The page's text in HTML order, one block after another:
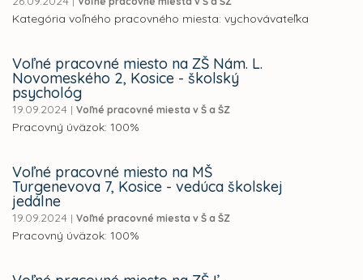
Kategória voľného pracovného miesta: vychovávateľka
Voľné pracovné miesto na ZŠ Nám. L.
Novomeského 2, Kosice - školský
psychológ
19.09.2024 | Voľné pracovné miesta v Š a ŠZ
Pracovný úväzok: 100%
Voľné pracovné miesto na MŠ
Turgenevova 7, Kosice - vedúca školskej
jedálne
19.09.2024 | Voľné pracovné miesta v Š a ŠZ
Pracovný úväzok: 100%